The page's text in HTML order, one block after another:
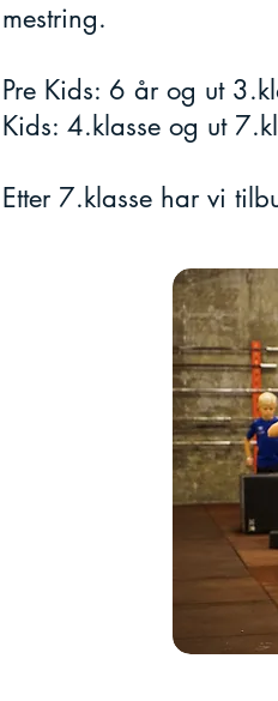
mestring.
Pre Kids: 6 år og ut
Kids: 4.klasse og ut
Etter 7.klasse har vi